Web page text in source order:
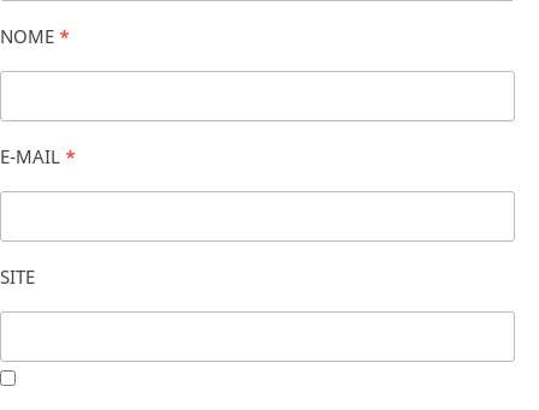
NOME *
E-MAIL *
SITE